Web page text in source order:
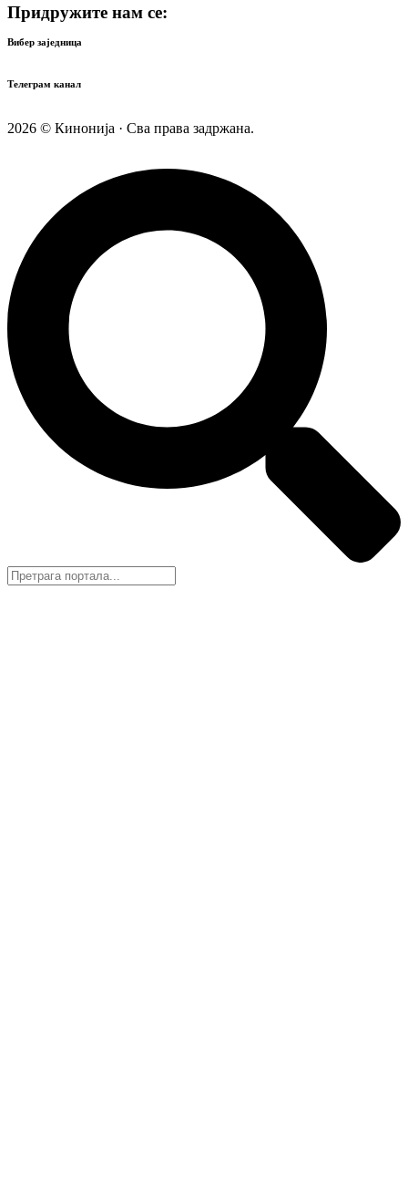
Придружите нам се:
Вибер заједница
Телеграм канал
2026 © Кинонија · Сва права задржана.